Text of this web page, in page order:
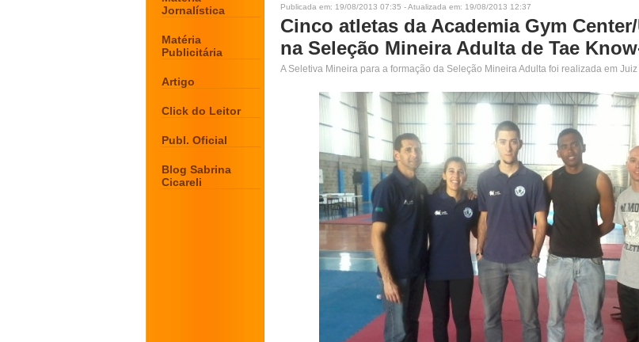
Jornalística
Matéria
Publicitária
Artigo
Click do Leitor
Publ. Oficial
Blog Sabrina
Cicareli
Publicada em: 19/08/2013 07:35 - Atualizada em: 19/08/2013 12:37
Cinco atletas da Academia Gym
na Seleção Mineira Adulta de Tae
A Seletiva Mineira para a formação da Seleção Mineira Adulta foi realizada em